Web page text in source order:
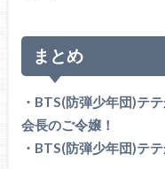
まとめ
・BTS(防弾少年団)テ
会長のご令嬢！
・BTS(防弾少年団)テ